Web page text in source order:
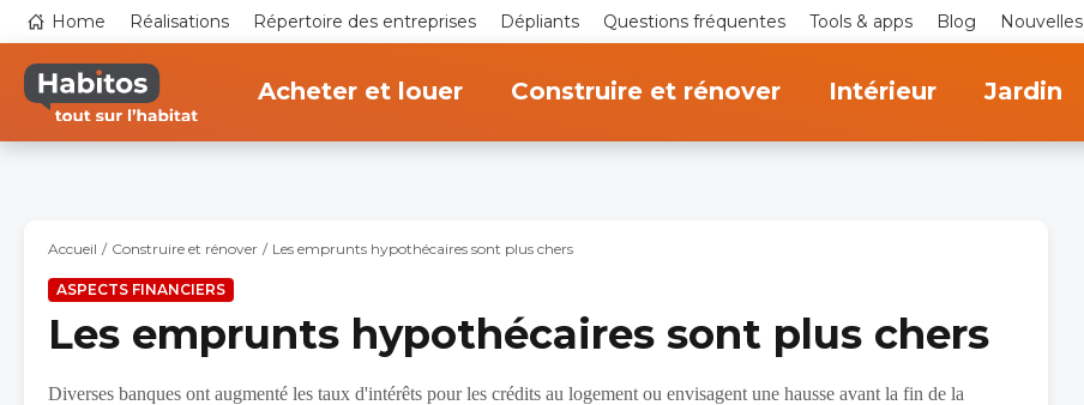
contenu
principal
Top
navigation
Home Réalisations Répertoire des entreprises Dépliants Questions fréquentes Tools & apps Blog Nouvelles
Acheter et louer Construire et rénover Intérieur Jardin
Accueil Construire et rénover Les emprunts hypothécaires sont plus chers
ASPECTS FINANCIERS
Les emprunts hypothécaires sont plus chers
Diverses banques ont augmenté les taux d'intérêts pour les crédits au logement ou envisagent une hausse avant la fin de la